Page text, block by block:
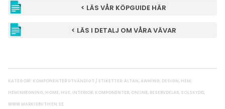
< LÄS VÅR KÖPGUIDE HÄR
< LÄS I DETALJ OM VÅRA VÄVAR
KATEGORI: KOMPONENTER UTVÄNDIGT ETIKETTER:ALTAN,AWNING, DESIGN, HEM,
HEMINREDNING, HOME, HUS, INTERIOR, KOMPONENTER, ONLINE, RESERVDELAR, SOLSKYDD,
WWW.MARKISBUTIKEN.SE